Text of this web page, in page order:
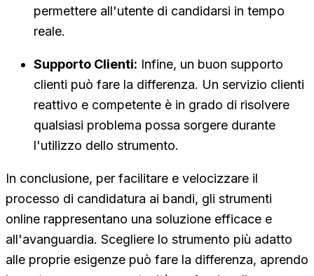
permettere all'utente di candidarsi in tempo
reale.
Supporto Clienti: Infine, un buon supporto
clienti può fare la differenza. Un servizio clienti
reattivo e competente è in grado di risolvere
qualsiasi problema possa sorgere durante
l'utilizzo dello strumento.
In conclusione, per facilitare e velocizzare il
processo di candidatura ai bandi, gli strumenti
online rappresentano una soluzione efficace e
all'avanguardia. Scegliere lo strumento più adatto
alle proprie esigenze può fare la differenza, aprendo